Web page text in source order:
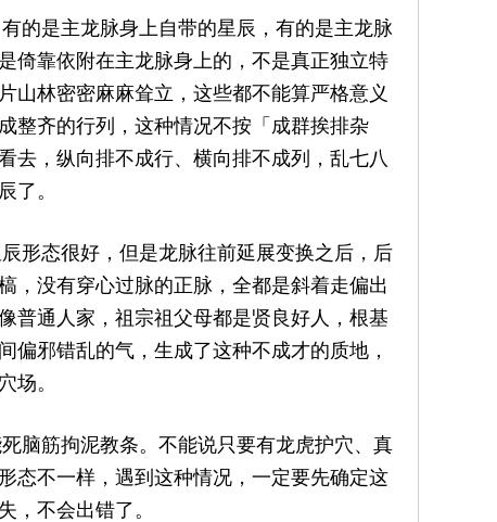
是主龙脉身上自带的星辰，有的是主龙脉
倚靠依附在主龙脉身上的，不是真正独立特
山林密密麻麻耸立，这些都不能算严格意义
整齐的行列，这种情况不按「成群挨排杂
去，纵向排不成行、横向排不成列，乱七八
了。
态很好，但是龙脉往前延展变换之后，后
，没有穿心过脉的正脉，全都是斜着走偏出
普通人家，祖宗祖父母都是贤良好人，根基
邪错乱的气，生成了这种不成才的质地，
场。
筋拘泥教条。不能说只要有龙虎护穴、真
态不一样，遇到这种情况，一定要先确定这
，不会出错了。